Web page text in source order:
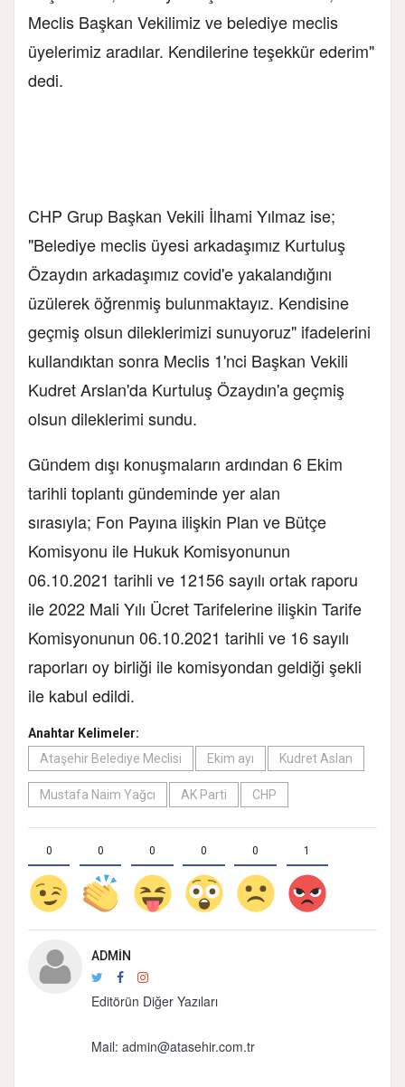
Meclis Başkan Vekilimiz ve belediye meclis
üyelerimiz aradılar. Kendilerine teşekkür ederim"
dedi.
CHP Grup Başkan Vekili İlhami Yılmaz ise;
"Belediye meclis üyesi arkadaşımız Kurtuluş
Özaydın arkadaşımız covid'e yakalandığını
üzülerek öğrenmiş bulunmaktayız. Kendisine
geçmiş olsun dileklerimizi sunuyoruz" ifadelerini
kullandıktan sonra Meclis 1'nci Başkan Vekili
Kudret Arslan'da Kurtuluş Özaydın'a geçmiş
olsun dileklerimi sundu.
Gündem dışı konuşmaların ardından 6 Ekim
tarihli toplantı gündeminde yer alan
sırasıyla; Fon Payına ilişkin Plan ve Bütçe
Komisyonu ile Hukuk Komisyonunun
06.10.2021 tarihli ve 12156 sayılı ortak raporu
ile 2022 Mali Yılı Ücret Tarifelerine ilişkin Tarife
Komisyonunun 06.10.2021 tarihli ve 16 sayılı
raporları oy birliği ile komisyondan geldiği şekli
ile kabul edildi.
Anahtar Kelimeler:
Ataşehir Belediye Meclisi
Ekim ayı Kudret Aslan
Mustafa Naim Yağcı AK Parti CHP
0 0 0 0 0 1
ADMIN
Editörün Diğer Yazıları
Mail: admin@atasehir.com.tr